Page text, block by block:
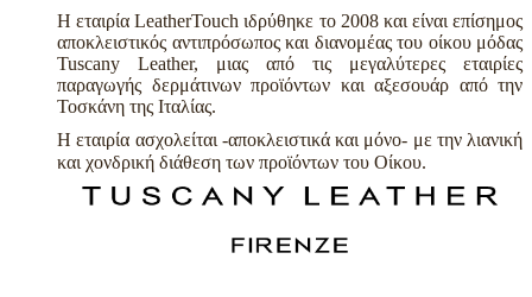
H εταιρία LeatherTouch ιδρύθηκε το 2008 και είναι επίσημος
αποκλειστικός αντιπρόσωπος και διανομέας του οίκου μόδας
Tuscany Leather, μιας από τις μεγαλύτερες εταιρίες
παραγωγής δερμάτινων προϊόντων και αξεσουάρ από την
Τοσκάνη της Ιταλίας.
Η εταιρία ασχολείται -αποκλειστικά και μόνο- με την λιανική
και χονδρική διάθεση των προϊόντων του Οίκου.